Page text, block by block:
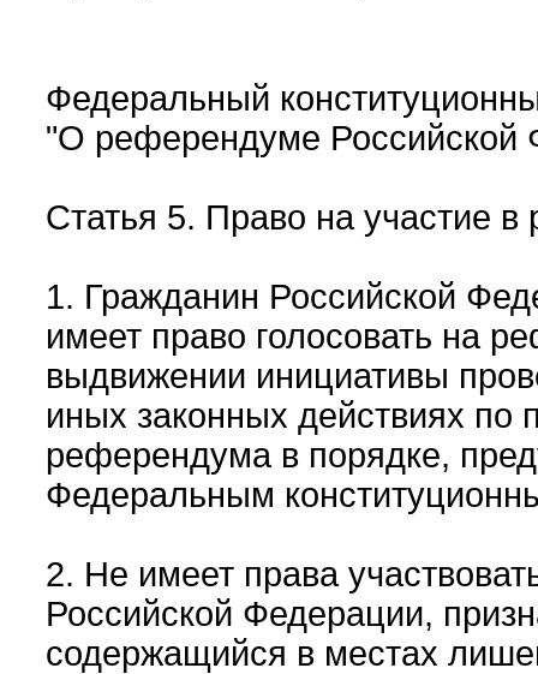
Федеральный
"О референдуме Российской
Статья 5. Право на участие
1. Гражданин Российской
имеет право голосовать на
выдвижении инициативы
иных законных действиях по
референдума в порядке,
Федеральным
2. Не имеет права
Российской Федерации,
содержащийся в местах